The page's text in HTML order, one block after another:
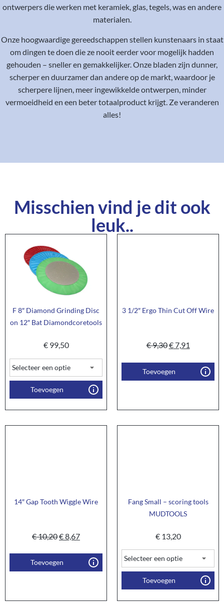
ontwerpers die werken met keramiek, glas, tegels, was en andere
materialen.
Onze hoogwaardige gereedschappen stellen kunstenaars in staat
om dingen te doen die ze nooit eerder voor mogelijk hadden
gehouden – sneller en gemakkelijker. Onze bladen zijn dunner,
scherper en duurzamer dan andere op de markt, waardoor je
scherpere lijnen, meer ingewikkelde ontwerpen, minder
vermoeidheid en een beter totaalproduct krijgt. Ze veranderen
alles!
Misschien vind je dit ook
leuk..
F 8″ Diamond Grinding Disc
on 12″ Bat Diamondcoretools
€99,50
Toevoegen
3 1/2″ Ergo Thin Cut Off Wire
€9,30€7,91
Toevoegen
14″ Gap Tooth Wiggle Wire
€10,20€8,67
Toevoegen
Fang Small – scoring tools
MUDTOOLS
€13,20
Toevoegen